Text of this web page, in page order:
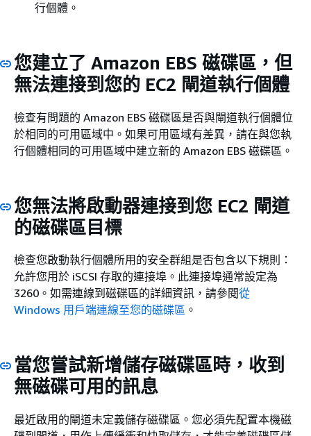
行個體。
您建立了 Amazon EBS 磁碟區，但
無法連接到您的 EC2 閘道執行個體
檢查有問題的 Amazon EBS 磁碟區是否與閘道執行個體位
於相同的可用區域中。如果可用區域有差異，請在與您執
行個體相同的可用區域中建立新的 Amazon EBS 磁碟區。
您無法將啟動器連接到您 EC2 閘道
的磁碟區目標
檢查您啟動執行個體所用的安全群組是否包含以下規則：
允許您用於 iSCSI 存取的連接埠。此連接埠通常設定為
3260。如需連線到磁碟區的詳細資訊，請參閱從
Windows 用戶端連線至您的磁碟區 。
當您嘗試新增儲存磁碟區時，收到
無磁碟可用的訊息
最近啟用的閘道未定義儲存磁碟區。您必須先配置本機磁